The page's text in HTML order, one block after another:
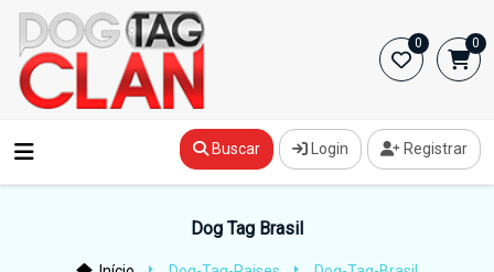
0 0
Buscar Login Registrar
Dog Tag Brasil